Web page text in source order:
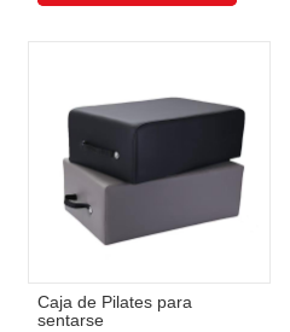
Caja de Pilates para
sentarse